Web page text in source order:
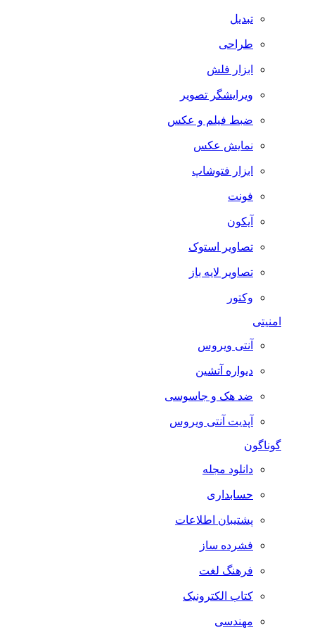
تبدیل
طراحی
ابزار فلش
ویرایشگر تصویر
ضبط فيلم و عكس
نمایش عکس
ابزار فتوشاپ
فونت
آیکون
تصاویر استوک
تصاویر لایه باز
وکتور
آنتی ویروس
دیواره آتشین
ضد هک و جاسوسی
آپدیت آنتی ویروس
گوناگون
دانلود مجله
حسابداری
پشتیبان اطلاعات
فشرده ساز
فرهنگ لغت
کتاب الکترونیک
مهندسی